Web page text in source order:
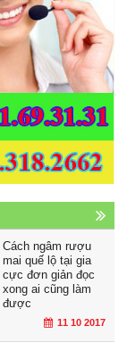
Cách ngâm rượu
mai quế lộ tại gia
cực đơn giản đọc
xong ai cũng làm
được
11 10 2017